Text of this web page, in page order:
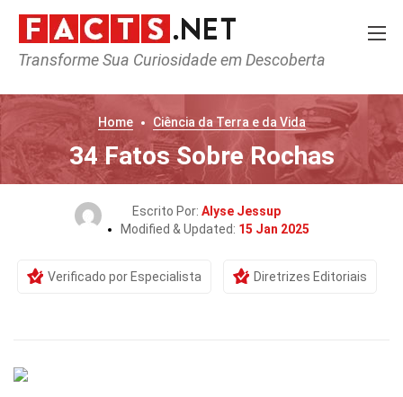
Transforme Sua Curiosidade em Descoberta
Home Ciência da Terra e da Vida
34 Fatos Sobre Rochas
Escrito Por: Alyse Jessup
Modified & Updated: 15 Jan 2025
Verificado por Especialista Diretrizes Editoriais